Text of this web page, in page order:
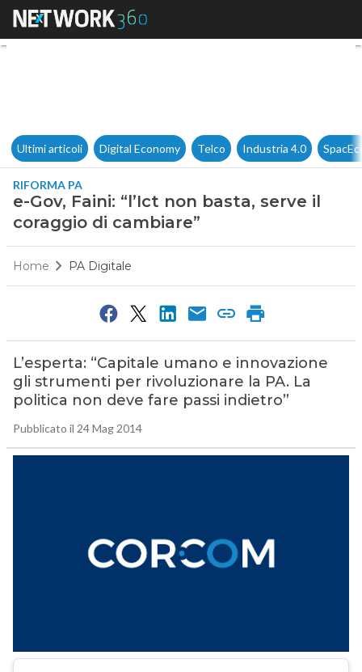
e-Gov, Faini: “l’Ict non basta,
Ultimi articoli Digital Economy Telco Industria 4.0
RIFORMA PA
e-Gov, Faini: “l’Ict non basta, serve il
coraggio di cambiare”
Home PA Digitale
L’esperta: “Capitale umano e innovazione
gli strumenti per rivoluzionare la PA. La
politica non deve fare passi indietro”
Pubblicato il 24 Mag 2014